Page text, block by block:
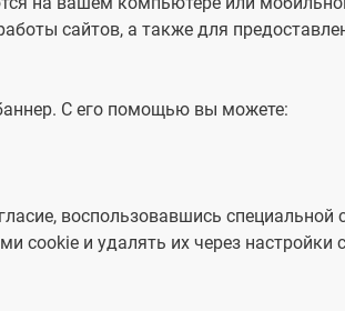
С НАМИ
ваших
сайтов, а также для
С его помощью вы можете:
воспользовавшись специальной
и удалять их через настройки